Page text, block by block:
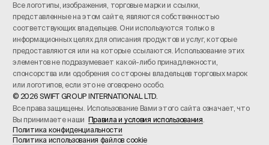
Все логотипы, изображения, торговые марки и ссылки,
представленные на этом сайте, являются собственностью
соответствующих владельцев. Они используются только в
информационных целях для описания продуктов и услуг, которые
предоставляются или на которые ссылаются. Использование этих
элементов не подразумевает какой-либо принадлежности,
спонсорства или одобрения со стороны владельцев торговых марок
или логотипов, если это не оговорено особо.
© 2026 SWIFT GROUP INTERNATIONAL LTD.
Все права защищены. Использование Вами этого сайта означает, что
Вы принимаете наши Правила и условия использования
Политика конфиденциальности
Политика использования файлов cookie